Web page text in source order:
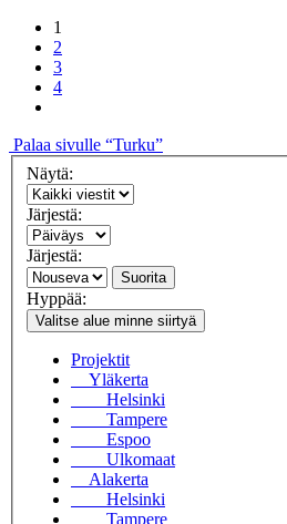
1
2
3
4
Palaa sivulle “Turku”
Näytä:
Järjestä:
Järjestä:
Suorita
Hyppää:
Valitse alue minne siirtyä
Projektit
Yläkerta
Helsinki
Tampere
Espoo
Ulkomaat
Alakerta
Helsinki
Tampere